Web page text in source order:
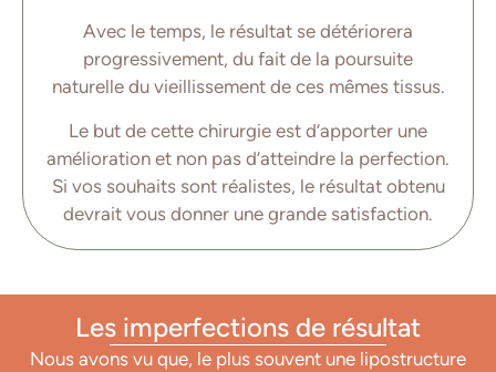
Avec le temps, le résultat se détériorera
progressivement, du fait de la poursuite
naturelle du vieillissement de ces mêmes tissus.
Le but de cette chirurgie est d’apporter une
amélioration et non pas d’atteindre la perfection.
Si vos souhaits sont réalistes, le résultat obtenu
devrait vous donner une grande satisfaction.
Les imperfections de résultat
Nous avons vu que, le plus souvent une lipostructure